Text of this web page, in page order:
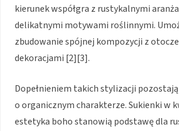
kierunek współgra z rustykalnymi
delikatnymi motywami roślinnymi.
zbudowanie spójnej kompozycji z
dekoracjami [2][3].
Dopełnieniem takich stylizacji
o organicznym charakterze. Sukienki w
estetyka boho stanowią podstawę dla